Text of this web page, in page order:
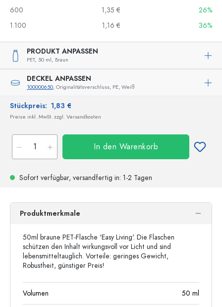
600
1,35 €
26%
1.100
1,16 € 36%
PRODUKT ANPASSEN
PET, 50 ml, Braun
DECKEL ANPASSEN
100000650, Originalitätsverschluss, PE, Weiß
Stückpreis: 1,83 €
Preise inkl. MwSt. zzgl. Versandkosten
In den Warenkorb
Sofort verfügbar, versandfertig in: 1-2 Tagen
Produktmerkmale
50ml braune PET-Flasche 'Easy Living'. Die Flaschen
schützen den Inhalt wirkungsvoll vor Licht und sind
lebensmitteltauglich. Vorteile: geringes Gewicht,
Robustheit, günstiger Preis!
Volumen 50 ml